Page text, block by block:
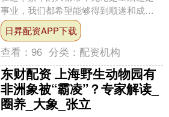
事业，我们都希望能够得到顺遂和成
功。而风水作为一门古老而神秘的学
问，被越来越多的人所重视....
日昇配资APP下载
查看：96 分类： 配资机构
东财配资 上海野生动物园有
非洲象被“霸凌”？专家解读_
圈养_大象_张立